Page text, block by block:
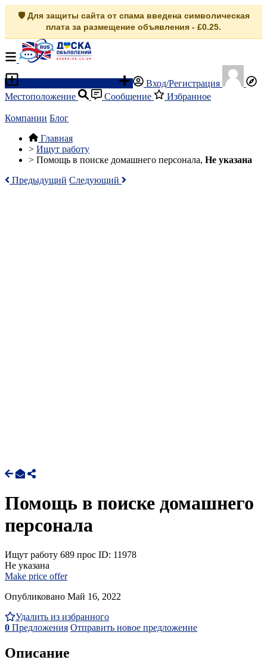
🛡️ Для защиты сайта от спама введена символическая
плата за размещение объявления - £0.25.
Вход/Регистрация
Местоположение
Сообщение Избранное
Компании Блог
Главная
> Ищут работу
> Помощь в поиске домашнего персонала, Не указана
Предыдущий Следующий
Помощь в поиске домашнего
персонала
Ищут работу 689 прос ID: 11978
Не указана
Make price offer
Опубликовано Май 16, 2022
Удалить из избранного
0 Предложения Отправить новое предложение
Описание